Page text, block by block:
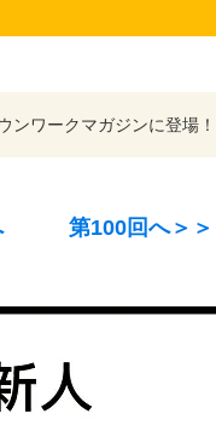
ワークマガジンに登場
第100回へ＞＞